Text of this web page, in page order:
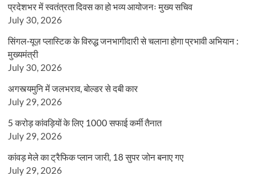
प्रदेशभर में स्वतंत्रता दिवस का हो भव्य आयोजनः मुख्य सचिव
July 30, 2026
सिंगल-यूज़ प्लास्टिक के विरुद्ध जनभागीदारी से चलाना होगा प्रभावी अभियान :
मुख्यमंत्री
July 30, 2026
अगस्त्यमुनि में जलभराव, बोल्डर से दबी कार
July 29, 2026
5 करोड़ कांवड़ियों के लिए 1000 सफाई कर्मी तैनात
July 29, 2026
कांवड़ मेले का ट्रैफिक प्लान जारी, 18 सुपर जोन बनाए गए
July 29, 2026